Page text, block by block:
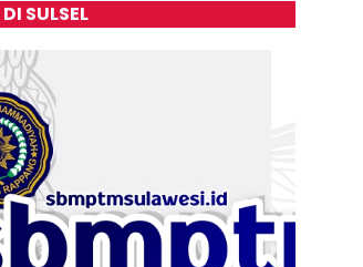
SULSEL